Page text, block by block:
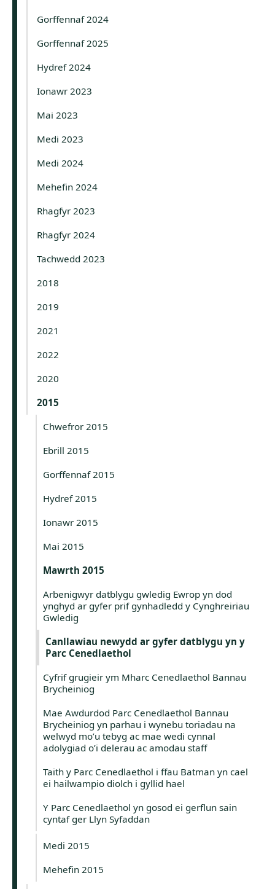
Gorffennaf 2024
Gorffennaf 2025
Hydref 2024
Ionawr 2023
Mai 2023
Medi 2023
Medi 2024
Mehefin 2024
Rhagfyr 2023
Rhagfyr 2024
Tachwedd 2023
2018
2019
2021
2022
2020
2015
Chwefror 2015
Ebrill 2015
Gorffennaf 2015
Hydref 2015
Ionawr 2015
Mai 2015
Mawrth 2015
Arbenigwyr datblygu gwledig Ewrop yn dod
ynghyd ar gyfer prif gynhadledd y Cynghreiriau
Gwledig
Canllawiau newydd ar gyfer datblygu yn y
Parc Cenedlaethol
Cyfrif grugieir ym Mharc Cenedlaethol Bannau
Brycheiniog
Mae Awdurdod Parc Cenedlaethol Bannau
Brycheiniog yn parhau i wynebu toriadau na
welwyd mo’u tebyg ac mae wedi cynnal
adolygiad o’i delerau ac amodau staff
Taith y Parc Cenedlaethol i ffau Batman yn cael
ei hailwampio diolch i gyllid hael
Y Parc Cenedlaethol yn gosod ei gerflun sain
cyntaf ger Llyn Syfaddan
Medi 2015
Mehefin 2015